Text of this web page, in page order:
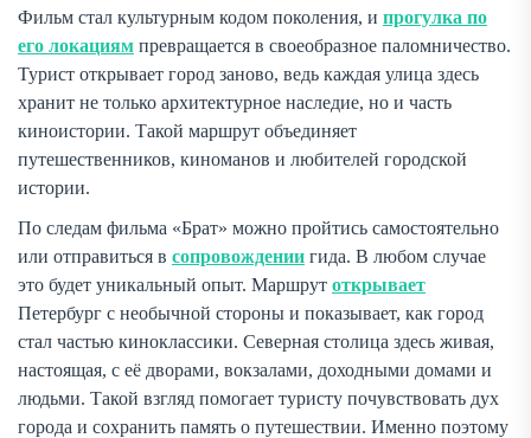
Фильм стал культурным кодом поколения, и прогулка по
его локациям превращается в своеобразное паломничество.
Турист открывает город заново, ведь каждая улица здесь
хранит не только архитектурное наследие, но и часть
киноистории. Такой маршрут объединяет
путешественников, киноманов и любителей городской
истории.
По следам фильма «Брат» можно пройтись самостоятельно
или отправиться в сопровождении гида. В любом случае
это будет уникальный опыт. Маршрут открывает
Петербург с необычной стороны и показывает, как город
стал частью киноклассики. Северная столица здесь живая,
настоящая, с её дворами, вокзалами, доходными домами и
людьми. Такой взгляд помогает туристу почувствовать дух
города и сохранить память о путешествии. Именно поэтому